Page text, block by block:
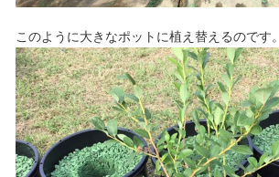
このように大きなポットに植え替えるのです。